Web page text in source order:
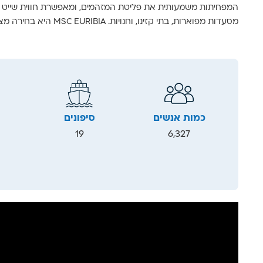
המפחיתות משמעותית את פליטת המזהמים, ומאפשרת חווית שייט
מסעדות מפוארות, בתי קזינו, וחנויות. MSC EURIBIA היא בחירה מצוינת עבור מי שמחפש חופשה יוקרתית תוך כדי תרומה לשמירה על כדור הארץ.
כמות אנשים
6,327
סיפונים
19